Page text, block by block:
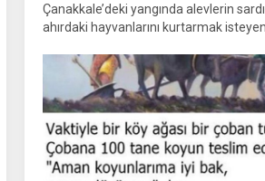
Çanakkale’deki yangında alevlerin
ahırdaki hayvanlarını kurtarmak
ellerinde yanıklar oluşan Demir, kâbus
anları anlattı… Merkeze bağlı...